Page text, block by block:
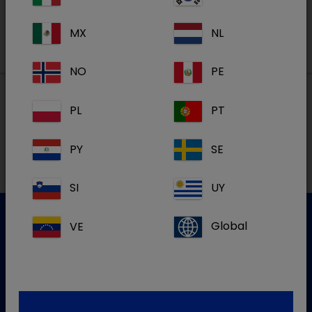
Lokalne adrese
korisnike
MX NL
NO PE
PL PT
PY SE
SI UY
VE Global